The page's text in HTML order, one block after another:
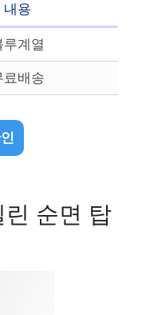
내용
루계열
료배송
순면 탑